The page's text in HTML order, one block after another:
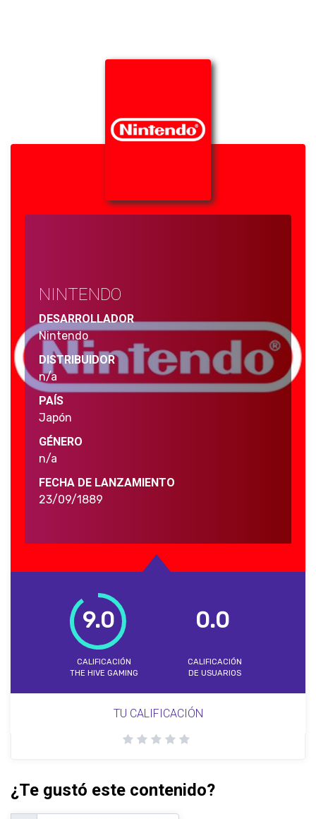
NINTENDO
DESARROLLADOR
Nintendo
DISTRIBUIDOR
n/a
PAÍS
Japón
GÉNERO
n/a
FECHA DE LANZAMIENTO
23/09/1889
9.0
CALIFICACIÓN
THE HIVE GAMING
0.0
CALIFICACIÓN
DE USUARIOS
TU CALIFICACIÓN
¿Te gustó este contenido?